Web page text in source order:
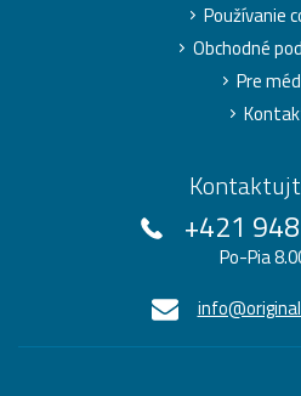
Používanie
Obchodné
Pre
+421
Po-Pia